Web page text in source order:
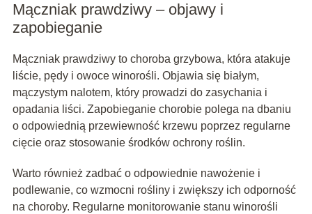
Mączniak prawdziwy – objawy i
zapobieganie
Mączniak prawdziwy to choroba grzybowa, która atakuje
liście, pędy i owoce winorośli. Objawia się białym,
mączystym nalotem, który prowadzi do zasychania i
opadania liści. Zapobieganie chorobie polega na dbaniu
o odpowiednią przewiewność krzewu poprzez regularne
cięcie oraz stosowanie środków ochrony roślin.
Warto również zadbać o odpowiednie nawożenie i
podlewanie, co wzmocni rośliny i zwiększy ich odporność
na choroby. Regularne monitorowanie stanu winorośli